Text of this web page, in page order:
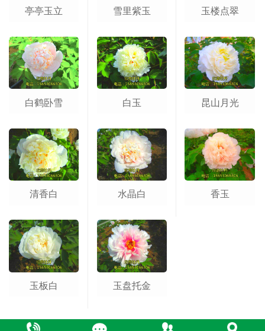
亭亭玉立
白鹤卧雪
清香白
玉板白
雪里紫玉
白玉
水晶白
玉盘托金
玉楼点翠
昆山月光
香玉